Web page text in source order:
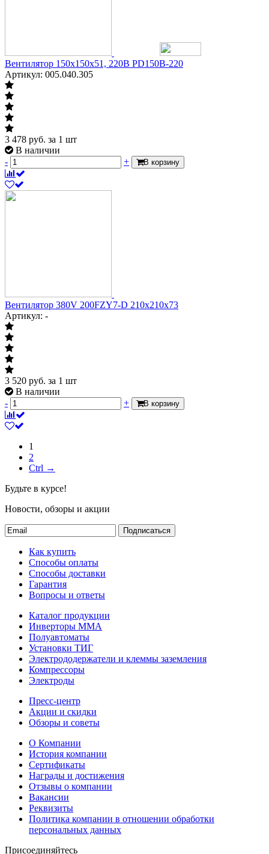
Вентилятор 150х150х51, 220В PD150B-220
Артикул: 005.040.305
3 478 руб. за 1 шт
В наличии
-
+ В корзину
Вентилятор 380V 200FZY7-D 210х210х73
Артикул: -
3 520 руб. за 1 шт
В наличии
-
+ В корзину
1
2
Ctrl →
Будьте в курсе!
Новости, обзоры и акции
Подписаться
Как купить
Способы оплаты
Способы доставки
Гарантия
Вопросы и ответы
Каталог продукции
Инверторы ММА
Полуавтоматы
Установки ТИГ
Электрододержатели и клеммы заземления
Компрессоры
Электроды
Пресс-центр
Акции и скидки
Обзоры и советы
О Компании
История компании
Сертификаты
Награды и достижения
Отзывы о компании
Вакансии
Реквизиты
Политика компании в отношении обработки
персональных данных
Присоединяйтесь